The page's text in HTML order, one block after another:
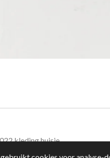
kleding huisje